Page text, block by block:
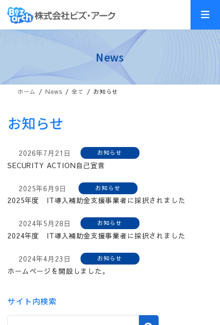
ッ
移
News
ホーム News 全て お知らせ
お知らせ
2026年7月21日 お知らせ
SECURITY ACTION自己宣言
2025年6月9日 お知らせ
2025年度 IT導入補助金支援事業者に採択されました
2024年5月28日 お知らせ
2024年度 IT導入補助金支援事業者に採択されました
2024年4月23日 お知らせ
ホームページを開設しました。
サイト内検索